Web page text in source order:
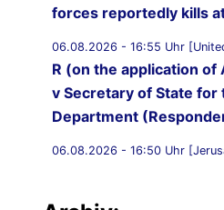
forces reportedly kills
06.08.2026 - 16:55 Uhr
R (on the application
v Secretary of State for
Department
06.08.2026 - 16:50 Uhr